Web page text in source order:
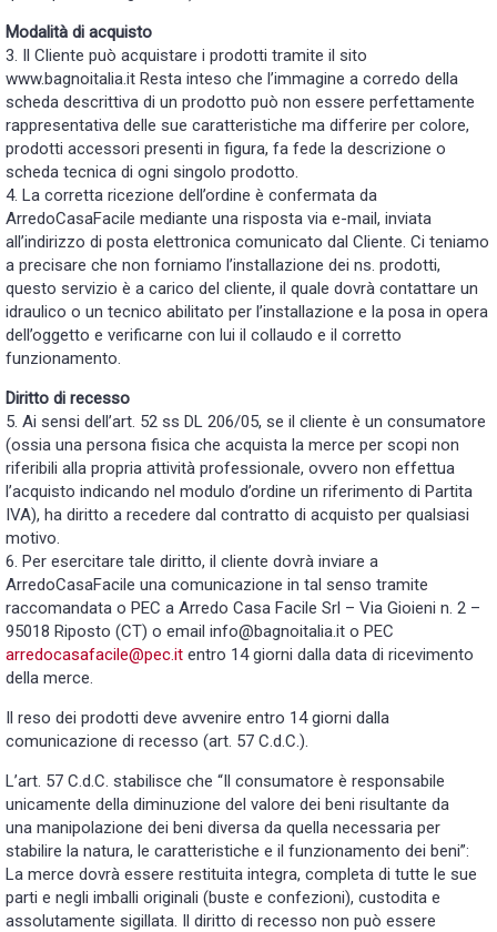
Modalità di acquisto
3. Il Cliente può acquistare i prodotti tramite il sito
www.bagnoitalia.it Resta inteso che l’immagine a corredo della
scheda descrittiva di un prodotto può non essere perfettamente
rappresentativa delle sue caratteristiche ma differire per colore,
prodotti accessori presenti in figura, fa fede la descrizione o
scheda tecnica di ogni singolo prodotto.
4. La corretta ricezione dell’ordine è confermata da
ArredoCasaFacile mediante una risposta via e-mail, inviata
all’indirizzo di posta elettronica comunicato dal Cliente. Ci teniamo
a precisare che non forniamo l’installazione dei ns. prodotti,
questo servizio è a carico del cliente, il quale dovrà contattare un
idraulico o un tecnico abilitato per l’installazione e la posa in opera
dell’oggetto e verificarne con lui il collaudo e il corretto
funzionamento.
Diritto di recesso
5. Ai sensi dell’art. 52 ss DL 206/05, se il cliente è un consumatore
(ossia una persona fisica che acquista la merce per scopi non
riferibili alla propria attività professionale, ovvero non effettua
l’acquisto indicando nel modulo d’ordine un riferimento di Partita
IVA), ha diritto a recedere dal contratto di acquisto per qualsiasi
motivo.
6. Per esercitare tale diritto, il cliente dovrà inviare a
ArredoCasaFacile una comunicazione in tal senso tramite
raccomandata o PEC a Arredo Casa Facile Srl – Via Gioieni n. 2 –
95018 Riposto (CT) o email info@bagnoitalia.it o PEC
arredocasafacile@pec.it entro 14 giorni dalla data di ricevimento
della merce.
Il reso dei prodotti deve avvenire entro 14 giorni dalla
comunicazione di recesso (art. 57 C.d.C.).
L’art. 57 C.d.C. stabilisce che “Il consumatore è responsabile
unicamente della diminuzione del valore dei beni risultante da
una manipolazione dei beni diversa da quella necessaria per
stabilire la natura, le caratteristiche e il funzionamento dei beni”:
La merce dovrà essere restituita integra, completa di tutte le sue
parti e negli imballi originali (buste e confezioni), custodita e
assolutamente sigillata. Il diritto di recesso non può essere